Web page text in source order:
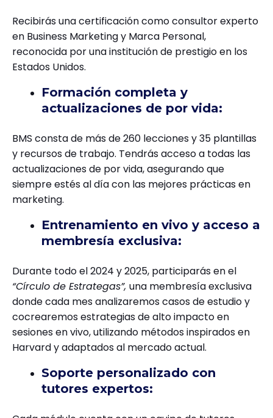
Recibirás una certificación como consultor experto
en Business Marketing y Marca Personal,
reconocida por una institución de prestigio en los
Estados Unidos.
Formación completa y
actualizaciones de por vida:
BMS consta de más de 260 lecciones y 35 plantillas
y recursos de trabajo. Tendrás acceso a todas las
actualizaciones de por vida, asegurando que
siempre estés al día con las mejores prácticas en
marketing.
Entrenamiento en vivo y acceso a
membresía exclusiva:
Durante todo el 2024 y 2025, participarás en el
“Círculo de Estrategas”, una membresía exclusiva
donde cada mes analizaremos casos de estudio y
cocrearemos estrategias de alto impacto en
sesiones en vivo, utilizando métodos inspirados en
Harvard y adaptados al mercado actual.
Soporte personalizado con
tutores expertos: